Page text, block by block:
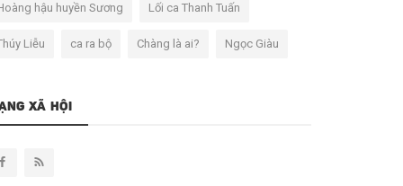
hậu huyền Sương Lối ca Thanh Tuấn
Liễu ca ra bộ Chàng là ai? Ngọc Giàu
XÃ HỘI